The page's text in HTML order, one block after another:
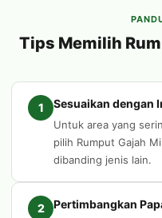
Tips Memilih
1 Sesuaikan dengan
Untuk area yang
pilih Rumput Gajah
dibanding jenis lain.
2 Pertimbangkan